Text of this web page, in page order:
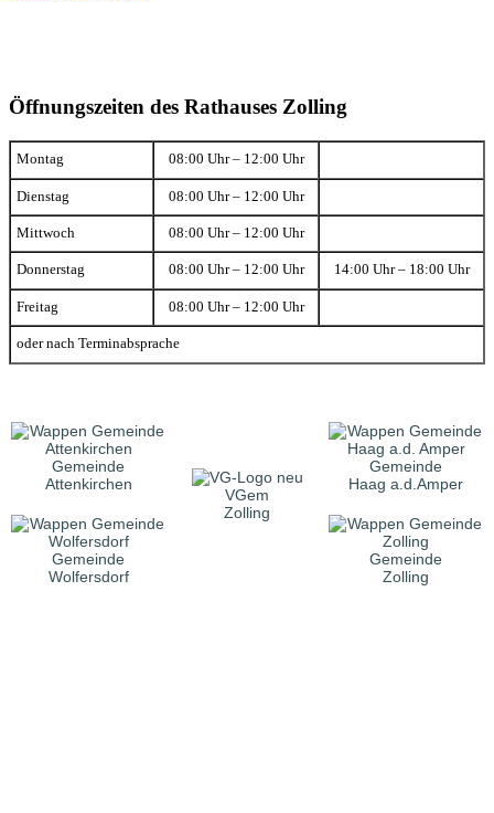
Öffnungszeiten des Rathauses Zolling
Montag 08:00 Uhr – 12:00 Uhr
Dienstag 08:00 Uhr – 12:00 Uhr
Mittwoch 08:00 Uhr – 12:00 Uhr
Donnerstag 08:00 Uhr – 12:00 Uhr 14:00 Uhr – 18:00 Uhr
Freitag 08:00 Uhr – 12:00 Uhr
oder nach Terminabsprache
Gemeinde
Attenkirchen
VGem
Zolling
Gemeinde
Haag a.d.Amper
Gemeinde
Wolfersdorf
Gemeinde
Zolling